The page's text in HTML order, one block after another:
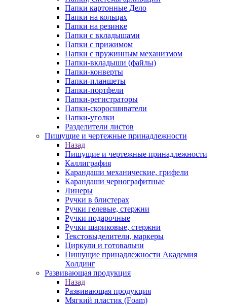
Папки картонные Дело
Папки на кольцах
Папки на резинке
Папки с вкладышами
Папки с прижимом
Папки с пружинным механизмом
Папки-вкладыши (файлы)
Папки-конверты
Папки-планшеты
Папки-портфели
Папки-регистраторы
Папки-скоросшиватели
Папки-уголки
Разделители листов
Пишущие и чертежные принадлежности
Назад
Пишущие и чертежные принадлежности
Каллиграфия
Карандаши механические, грифели
Карандаши чернографитные
Линеры
Ручки в блистерах
Ручки гелевые, стержни
Ручки подарочные
Ручки шариковые, стержни
Текстовыделители, маркеры
Циркули и готовальни
Пишущие принадлежности Академия
Холдинг
Развивающая продукция
Назад
Развивающая продукция
Мягкий пластик (Foam)